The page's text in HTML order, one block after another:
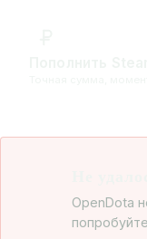
OpenDota